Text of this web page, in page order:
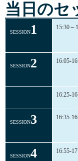
当日のセ
SESSION1 15:30～
SESSION2 16:05-
16:25-
SESSION3 16:35-
SESSION4 16:55-